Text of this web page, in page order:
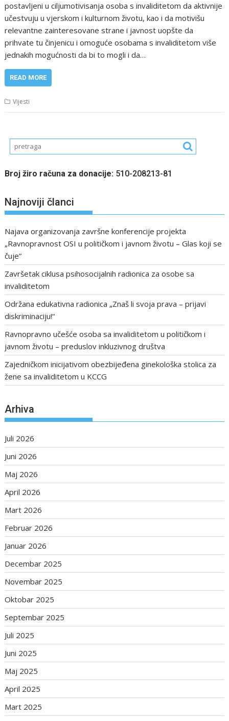
postavljeni u ciljumotivisanja osoba s invaliditetom da aktivnije
učestvuju u vjerskom i kulturnom životu, kao i da motivišu
relevantne zainteresovane strane i javnost uopšte da
prihvate tu činjenicu i omoguće osobama s invaliditetom više
jednakih mogućnosti da bi to mogli i da…
READ MORE
Vijesti
Broj žiro računa za donacije: 510-208213-81
Najnoviji članci
Najava organizovanja završne konferencije projekta
„Ravnopravnost OSI u političkom i javnom životu – Glas koji se
čuje“
Završetak ciklusa psihosocijalnih radionica za osobe sa
invaliditetom
Održana edukativna radionica „Znaš li svoja prava – prijavi
diskriminaciju!“
Ravnopravno učešće osoba sa invaliditetom u političkom i
javnom životu – preduslov inkluzivnog društva
Zajedničkom inicijativom obezbijeđena ginekološka stolica za
žene sa invaliditetom u KCCG
Arhiva
Juli 2026
Juni 2026
Maj 2026
April 2026
Mart 2026
Februar 2026
Januar 2026
Decembar 2025
Novembar 2025
Oktobar 2025
Septembar 2025
Juli 2025
Juni 2025
Maj 2025
April 2025
Mart 2025